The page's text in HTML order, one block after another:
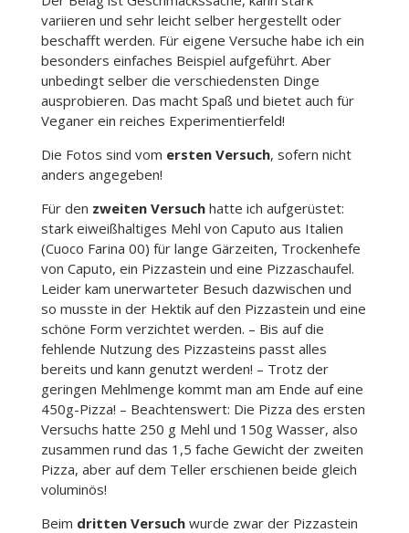
variieren und sehr leicht selber hergestellt oder
beschafft werden. Für eigene Versuche habe ich ein
besonders einfaches Beispiel aufgeführt. Aber
unbedingt selber die verschiedensten Dinge
ausprobieren. Das macht Spaß und bietet auch für
Veganer ein reiches Experimentierfeld!
Die Fotos sind vom ersten Versuch, sofern nicht
anders angegeben!
Für den zweiten Versuchhatte ich aufgerüstet:
stark eiweißhaltiges Mehl von Caputo aus Italien
(Cuoco Farina 00) für lange Gärzeiten, Trockenhefe
von Caputo, ein Pizzastein und eine Pizzaschaufel.
Leider kam unerwarteter Besuch dazwischen und
so musste in der Hektik auf den Pizzastein und eine
schöne Form verzichtet werden. – Bis auf die
fehlende Nutzung des Pizzasteins passt alles
bereits und kann genutzt werden! – Trotz der
geringen Mehlmenge kommt man am Ende auf eine
450g-Pizza! – Beachtenswert: Die Pizza des ersten
Versuchs hatte 250 g Mehl und 150g Wasser, also
zusammen rund das 1,5 fache Gewicht der zweiten
Pizza, aber auf dem Teller erschienen beide gleich
voluminös!
Beim dritten Versuchwurde zwar der Pizzastein